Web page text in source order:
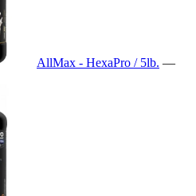
AllMax - HexaPro / 5lb. —